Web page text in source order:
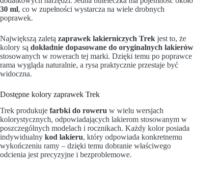
30 ml, co w zupełności wystarcza na wiele drobnych
poprawek.
Największą zaletą zaprawek lakierniczych Trek jest to, że
kolory są dokładnie dopasowane do oryginalnych lakierów
stosowanych w rowerach tej marki. Dzięki temu po poprawce
rama wygląda naturalnie, a rysa praktycznie przestaje być
widoczna.
Dostępne kolory zaprawek Trek
Trek produkuje farbki do roweru w wielu wersjach
kolorystycznych, odpowiadających lakierom stosowanym w
poszczególnych modelach i rocznikach. Każdy kolor posiada
indywidualny kod lakieru, który odpowiada konkretnemu
wykończeniu ramy – dzięki temu dobranie właściwego
odcienia jest precyzyjne i bezproblemowe.